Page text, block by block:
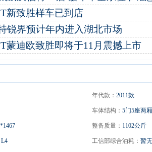
新致胜样车已到店
锐界预计年内进入湖北市场
蒙迪欧致胜即将于11月震撼上市
年代款： 2011款
车体结构： 5门5座两
整备质量： 1102公斤
L4 工信部综合油耗： 暂